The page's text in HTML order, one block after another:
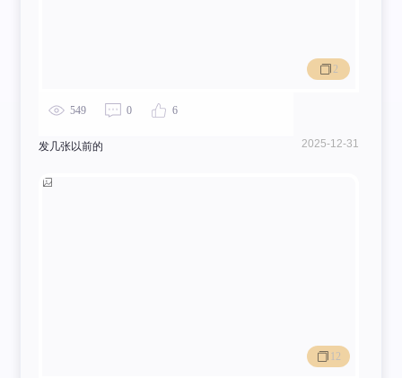
549 0 6
发几张以前的 2025-12-31
2
12